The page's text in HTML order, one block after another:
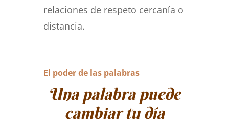
relaciones de respeto cercanía o
distancia.
El poder de las palabras
Una palabra puede
cambiar tu día